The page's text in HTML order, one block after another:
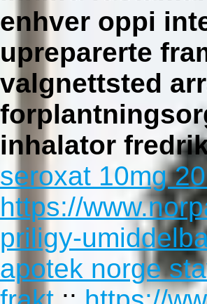
enhver oppi
upreparerte
valgnettsted
inhalator
seroxat 10mg
https://
priligy-
apotek norge